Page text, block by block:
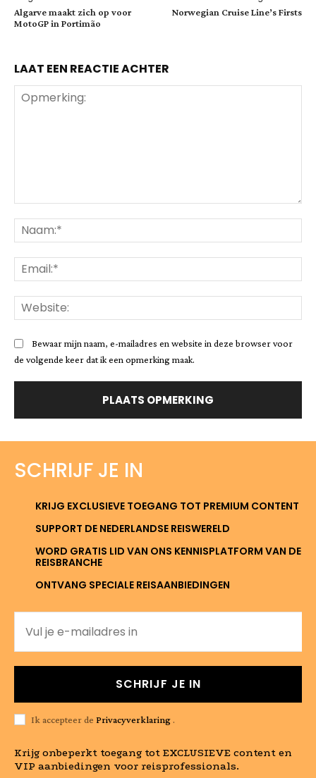
Algarve maakt zich op voor
MotoGP in Portimão
Norwegian Cruise Line’s Firsts
LAAT EEN REACTIE ACHTER
Bewaar mijn naam, e-mailadres en website in deze browser voor
de volgende keer dat ik een opmerking maak.
SCHRIJF JE IN
KRIJG EXCLUSIEVE TOEGANG TOT PREMIUM CONTENT
SUPPORT DE NEDERLANDSE REISWERELD
WORD GRATIS LID VAN ONS KENNISPLATFORM VAN DE
REISBRANCHE
ONTVANG SPECIALE REISAANBIEDINGEN
SCHRIJF JE IN
Ik accepteer de Privacyverklaring .
Krijg onbeperkt toegang tot EXCLUSIEVE content en
VIP aanbiedingen voor reisprofessionals.